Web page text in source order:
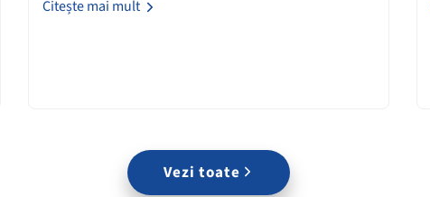
Citește mai mult
Vezi toate